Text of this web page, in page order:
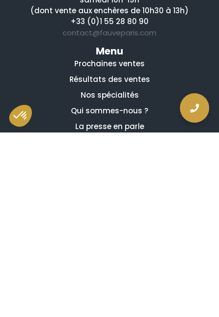
(dont vente aux enchères de 10h30 à 13h)
+33 (0)1 55 28 80 90
contact@fauveparis.com
Menu
Prochaines ventes
Résultats des ventes
Nos spécialités
Qui sommes-nous ?
La presse en parle